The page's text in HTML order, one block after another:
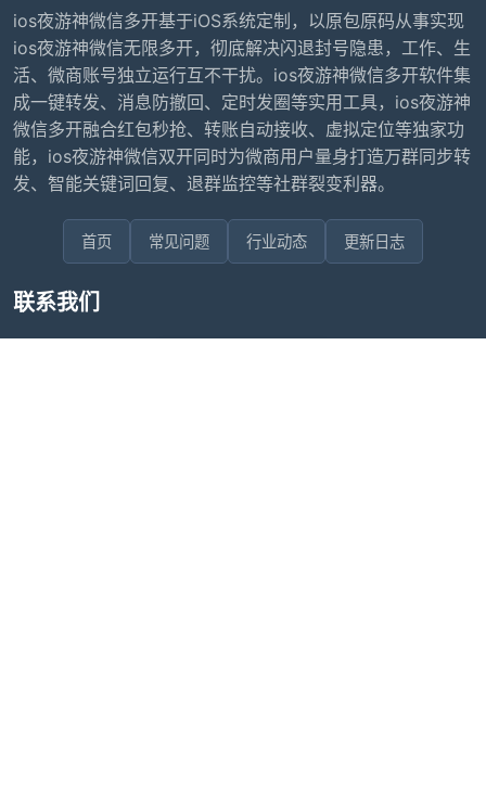
ios夜游神微信多开基于iOS系统定制，以原包原码从事实现
ios夜游神微信无限多开，彻底解决闪退封号隐患，工作、生
活、微商账号独立运行互不干扰。ios夜游神微信多开软件集
成一键转发、消息防撤回、定时发圈等实用工具，ios夜游神
微信多开融合红包秒抢、转账自动接收、虚拟定位等独家功
能，ios夜游神微信双开同时为微商用户量身打造万群同步转
发、智能关键词回复、退群监控等社群裂变利器。
首页 常见问题 行业动态 更新日志
联系我们